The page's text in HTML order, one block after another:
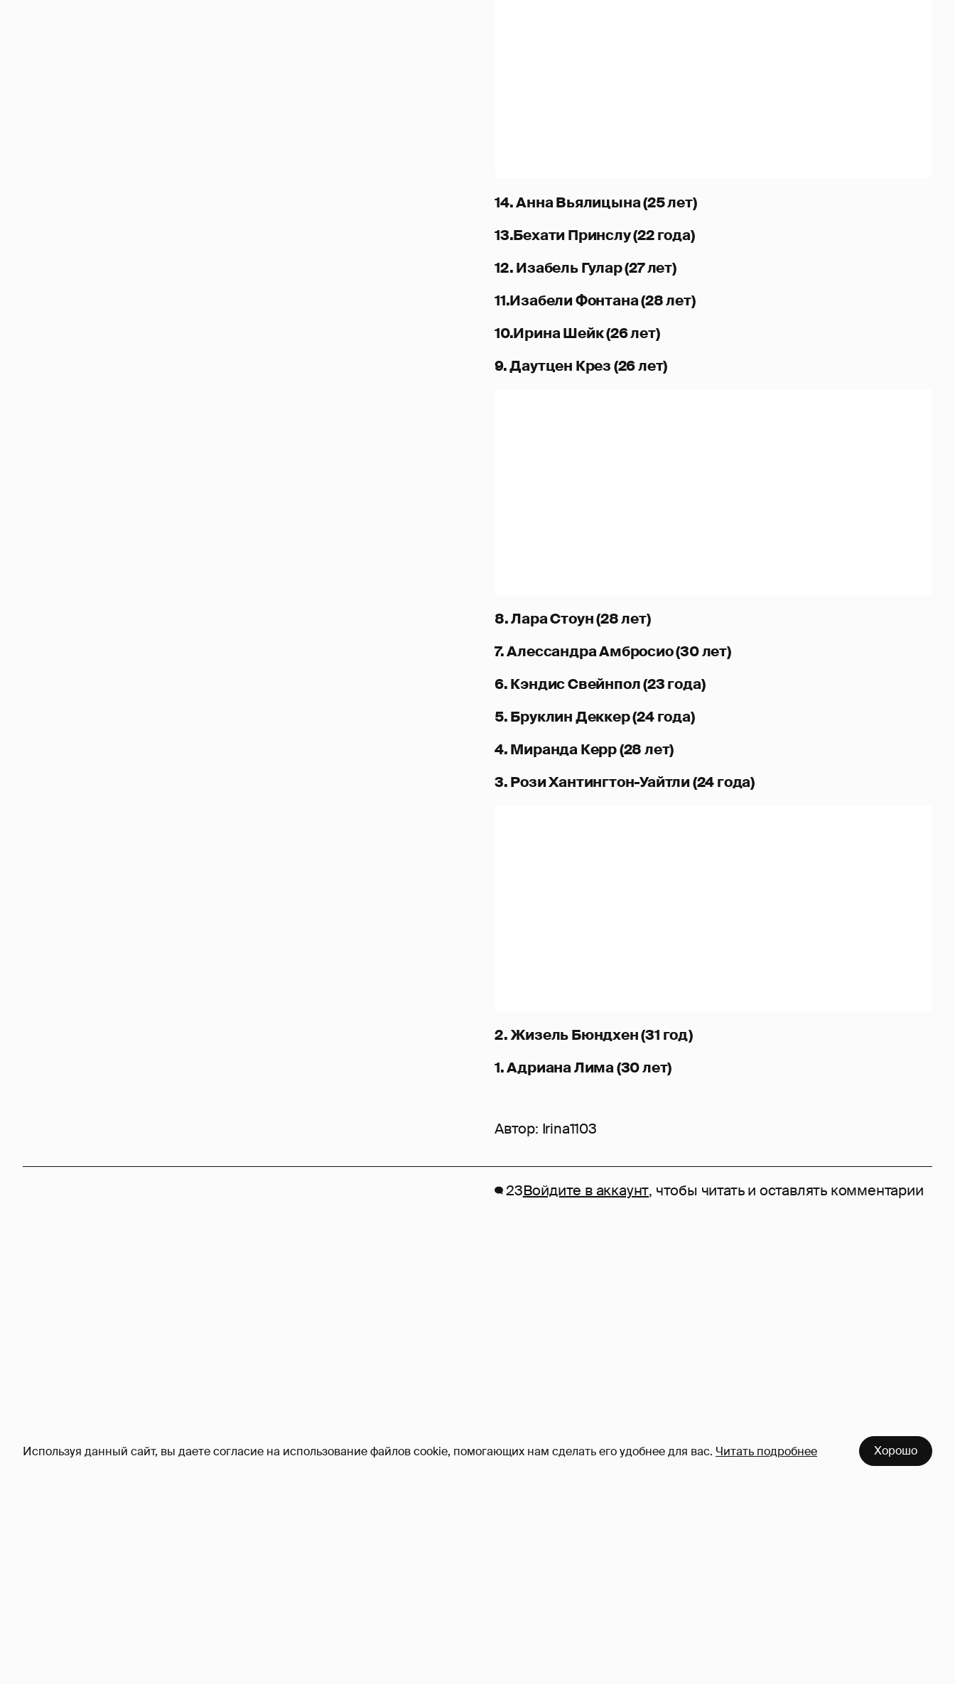
Используя данный сайт, вы даете согласие на использование файлов cookie, помогающих нам сделать его удобнее для вас. Читать подробнее Хорошо
14. Анна Вьялицына (25 лет)
13.Бехати Принслу (22 года)
12. Изабель Гулар (27 лет)
11.Изабели Фонтана (28 лет)
10.Ирина Шейк (26 лет)
9. Даутцен Крез (26 лет)
8. Лара Стоун (28 лет)
7. Алессандра Амбросио (30 лет)
6. Кэндис Свейнпол (23 года)
5. Бруклин Деккер (24 года)
4. Миранда Керр (28 лет)
3. Рози Хантингтон-Уайтли (24 года)
2. Жизель Бюндхен (31 год)
1. Адриана Лима (30 лет)
Автор: Irina1103
23Войдите в аккаунт, чтобы читать и оставлять комментарии